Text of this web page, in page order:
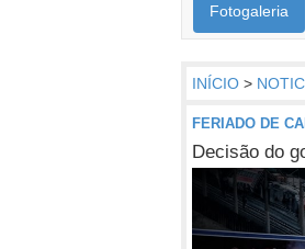
Fotogaleria
INÍCIO >
FERIADO DE
Decisão do